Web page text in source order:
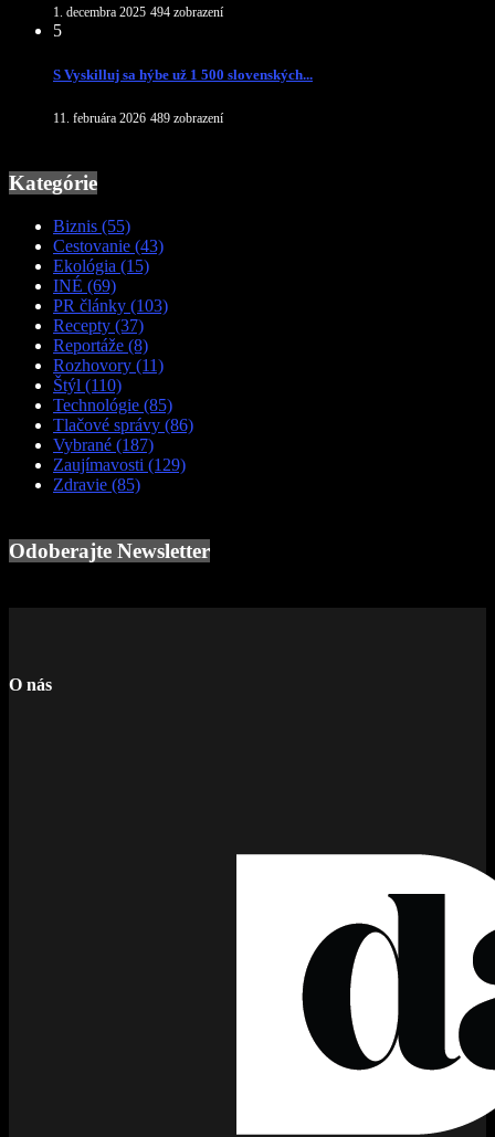
1. decembra 2025 494 zobrazení
5
S Vyskilluj sa hýbe už 1 500 slovenských...
11. februára 2026 489 zobrazení
Kategórie
Biznis (55)
Cestovanie (43)
Ekológia (15)
INÉ (69)
PR články (103)
Recepty (37)
Reportáže (8)
Rozhovory (11)
Štýl (110)
Technológie (85)
Tlačové správy (86)
Vybrané (187)
Zaujímavosti (129)
Zdravie (85)
Odoberajte Newsletter
O nás